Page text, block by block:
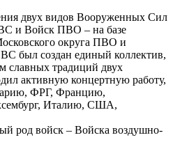
двух видов Вооруженных Сил
и Войск ПВО – на базе
округа ПВО и
был создан единый коллектив,
славных традиций двух
активную концертную работу,
ФРГ, Францию,
Италию, США,
род войск – Войска воздушно-